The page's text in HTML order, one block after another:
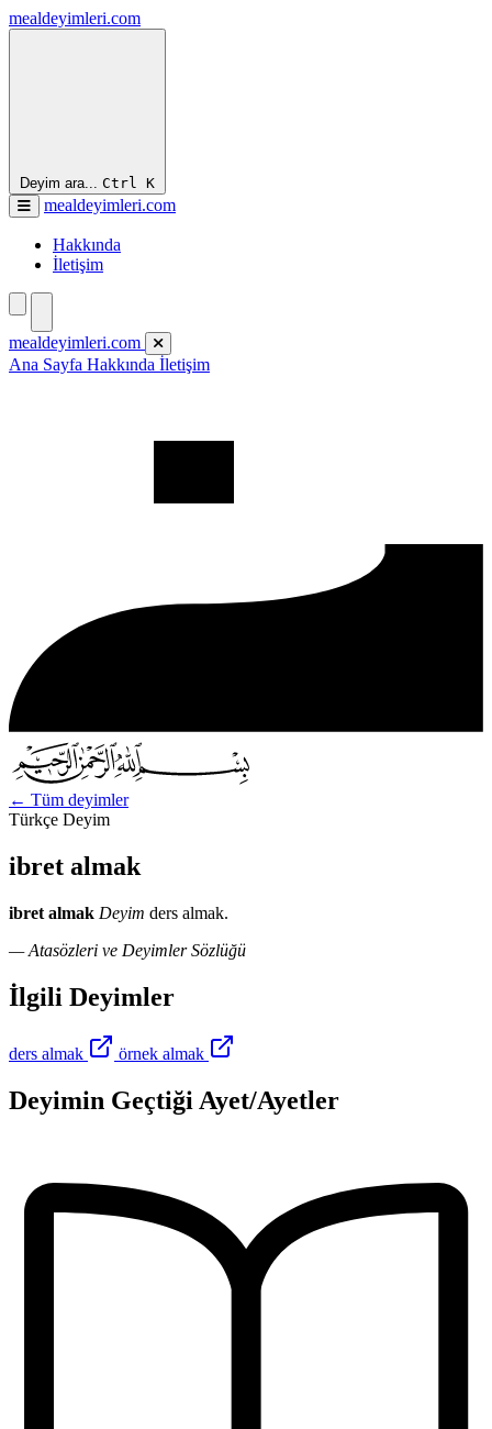
mealdeyimleri.com
Deyim ara... Ctrl K
mealdeyimleri.com
Hakkında
İletişim
mealdeyimleri.com
Ana Sayfa Hakkında İletişim
← Tüm deyimler
Türkçe Deyim
ibret almak
ibret almak Deyim ders almak.
— Atasözleri ve Deyimler Sözlüğü
İlgili Deyimler
ders almak örnek almak
Deyimin Geçtiği Ayet/Ayetler